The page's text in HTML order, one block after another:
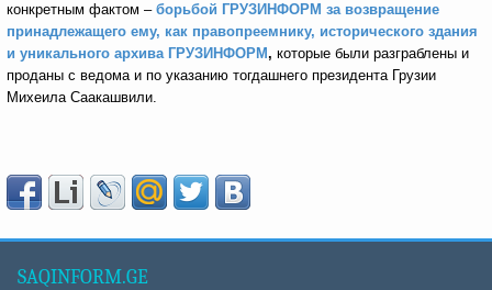
конкретным фактом – борьбой ГРУЗИНФОРМ за возвращение
принадлежащего ему, как правопреемнику, исторического здания
и уникального архива ГРУЗИНФОРМ, которые были разграблены и
проданы с ведома и по указанию тогдашнего президента Грузии
Михеила Саакашвили.
SAQINFORM.GE